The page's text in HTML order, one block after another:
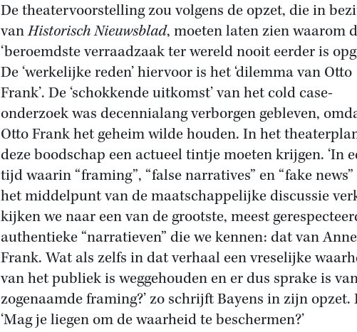
De theatervoorstelling zou volgens de opzet, die in
vanHistorisch Nieuwsblad, moeten laten zien waarom
‘beroemdste verraadzaak ter wereld nooit eerder is
De ‘werkelijke reden’ hiervoor is het ‘dilemma van Otto
Frank’. De ‘schokkende uitkomst’ van het cold case-
onderzoek was decennialang verborgen gebleven,
Otto Frank het geheim wilde houden. In het
deze boodschap een actueel tintje moeten krijgen. ‘In
tijd waarin “framing”, “false narratives” en “fake
het middelpunt van de maatschappelijke discussie
kijken we naar een van de grootste, meest
authentieke “narratieven” die we kennen: dat van Anne
Frank. Wat als zelfs in dat verhaal een vreselijke
van het publiek is weggehouden en er dus sprake is
zogenaamde framing?’ zo schrijft Bayens in zijn opzet.
‘Mag je liegen om de waarheid te beschermen?’